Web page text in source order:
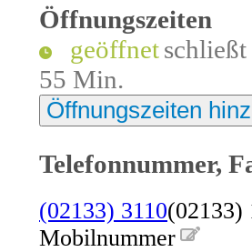
Öffnungszeiten
55 Min.
Öffnungszeiten
Telefonnummer,
(02133) 3110(02133)
Mobilnummer